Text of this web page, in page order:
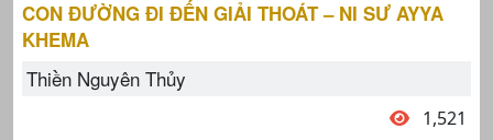
CON ĐƯỜNG ĐI ĐẾN GIẢI THOÁT – NI SƯ AYYA
KHEMA
Thiền Nguyên Thủy
1,521